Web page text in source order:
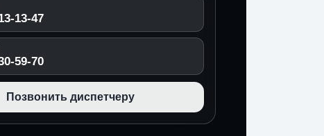
13-47
59-70
Позвонить диспетчеру